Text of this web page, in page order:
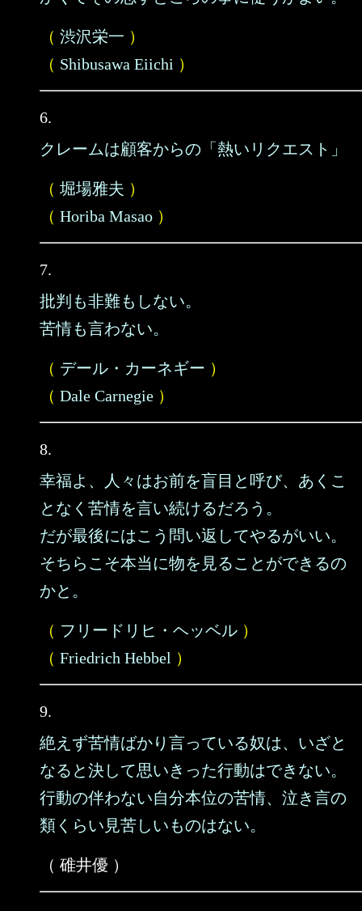
（ 渋沢栄一 ）
（ Shibusawa Eiichi ）
6.
クレームは顧客からの「熱いリクエスト」
（ 堀場雅夫 ）
（ Horiba Masao ）
7.
批判も非難もしない。
苦情も言わない。
（ デール・カーネギー ）
（ Dale Carnegie ）
8.
幸福よ、人々はお前を盲目と呼び、あくこ
となく苦情を言い続けるだろう。
だが最後にはこう問い返してやるがいい。
そちらこそ本当に物を見ることができるの
かと。
（ フリードリヒ・ヘッベル ）
（ Friedrich Hebbel ）
9.
絶えず苦情ばかり言っている奴は、いざと
なると決して思いきった行動はできない。
行動の伴わない自分本位の苦情、泣き言の
類くらい見苦しいものはない。
（ 碓井優 ）